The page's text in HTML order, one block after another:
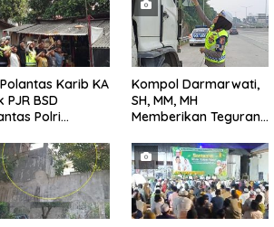
Karib KA
PJR BSD
Polri
Personilnya
Bendera
Putih Berserta
Kompol Darmarwati,
SH, MM, MH
Memberikan Teguran
yang Parkir Dibahu
Jalan di Tol CSI
Tanggerang Kota